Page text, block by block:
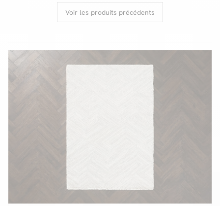
Livraison
Voir les produits précédents